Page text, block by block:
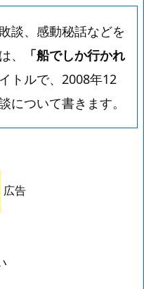
談、感動秘話などを
、
「船でしか行かれ
トルで、2008年12
について書きます。
広告